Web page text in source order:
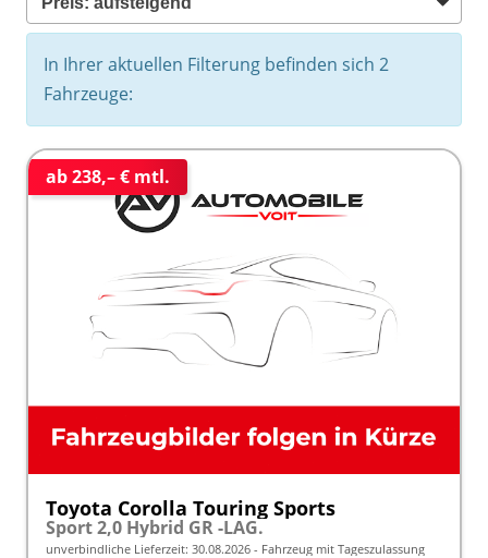
In Ihrer aktuellen Filterung befinden sich 2
Fahrzeuge:
ab 238,– € mtl.
Toyota Corolla Touring Sports
Sport 2,0 Hybrid GR -LAG.
unverbindliche Lieferzeit: 30.08.2026 Fahrzeug mit Tageszulassung